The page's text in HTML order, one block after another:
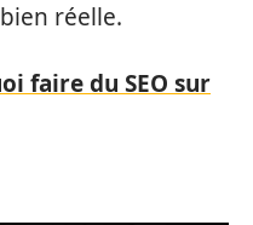
réelle.
faire du SEO sur